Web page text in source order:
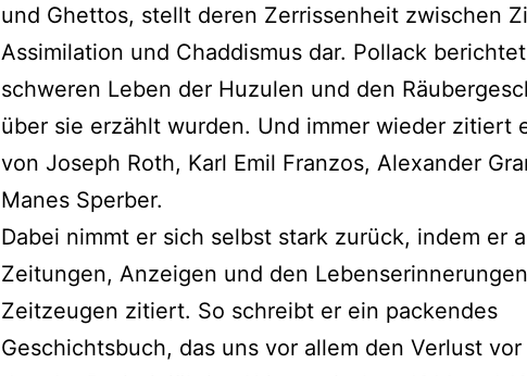
und Ghettos, stellt deren Zerrissenheit zwischen
Assimilation und Chaddismus dar. Pollack
schweren Leben der Huzulen und den
über sie erzählt wurden. Und immer wieder zitiert
von Joseph Roth, Karl Emil Franzos, Alexander
Manes Sperber.
Dabei nimmt er sich selbst stark zurück, indem er
Zeitungen, Anzeigen und den
Zeitzeugen zitiert. So schreibt er ein packendes
Geschichtsbuch, das uns vor allem den Verlust